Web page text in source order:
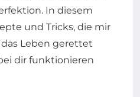
In diesem
und Tricks, die mir
Leben gerettet
dir funktionieren